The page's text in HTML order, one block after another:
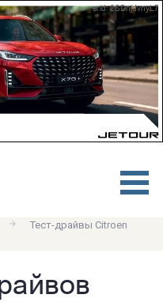
erid: 2SDnjdvnyL7
Тест-драйвы Citroen